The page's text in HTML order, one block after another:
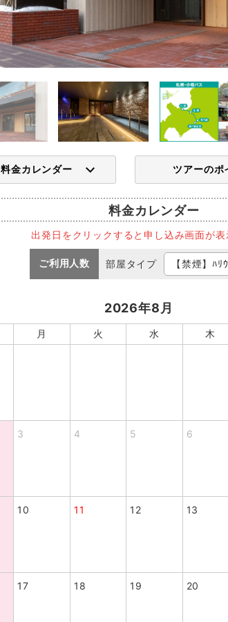
料金カレンダー ツアーのポ
料金カレンダー
出発日をクリックすると申し込み画面が表
ご利用人数 部屋タイプ
2026年8月
月 火 水 木
3 4 5 6
10 11 12 13
17 18 19 20